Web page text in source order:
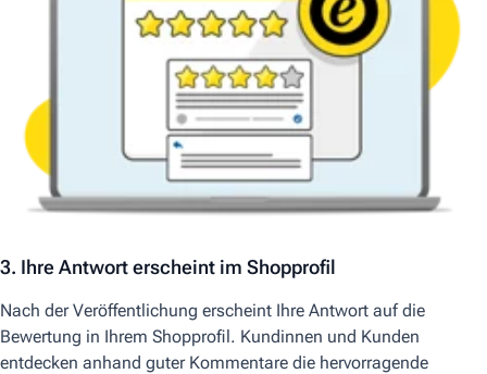
3. Ihre Antwort erscheint im Shopprofil
Nach der Veröffentlichung erscheint Ihre Antwort auf die
Bewertung in Ihrem Shopprofil. Kundinnen und Kunden
entdecken anhand guter Kommentare die hervorragende